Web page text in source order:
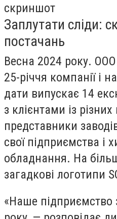
скриншот
Заплутати сліди:
постачань
Весна 2024 року.
25-річчя компанії і
дати випускає 14
з клієнтами із різних
представники
свої підприємства і
обладнання. На
загадкові логотипи
«Наше підприємство